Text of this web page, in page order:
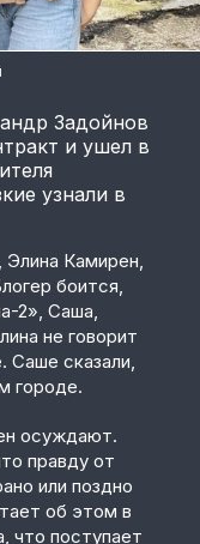
Задойнов
и ушел в
узнали в
Элина Камирен,
боится,
2», Саша,
не говорит
Саше сказали,
городе.
осуждают.
правду от
или поздно
об этом в
что поступает